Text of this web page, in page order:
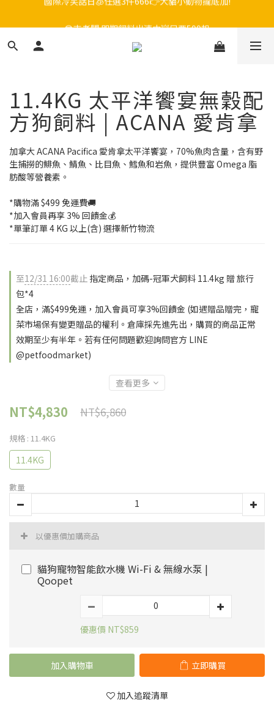
😎吉老闆 即期飼料出清中💥只要599起
毛孩FUN暑假，飼料最低45折起😻只到9/21
11.4KG 太平洋饗宴無穀配
方狗飼料 | ACANA 愛肯拿
加拿大 ACANA Pacifica 愛肯拿太平洋饗宴，70%魚肉含量，含有野
生捕撈的鯡魚、鯖魚、比目魚、鱈魚和岩魚，提供豐富 Omega 脂
肪酸等營養素。
*購物滿 $499 免運費🚚
*加入會員再享 3% 回饋金💰
*單筆訂單 4 KG 以上(含) 選擇新竹物流
至12/31 16:00截止 指定商品，加碼-冠軍犬飼料 11.4kg 贈 旅行
包*4
全店，滿$499免運，加入會員可享3%回饋金 (如遇贈品贈完，寵
菜市場保有變更贈品的權利。倉庫採先進先出，購買的商品正常
效期至少有半年。若有任何問題歡迎詢問官方 LINE
@petfoodmarket)
查看更多
NT$6,860
NT$4,830
規格 : 11.4KG
11.4KG
數量
以優惠價加購商品
貓狗寵物智能飲水機 Wi-Fi & 無線水泵 |
Qoopet
優惠價 NT$859
加入購物車 立即購買
加入追蹤清單